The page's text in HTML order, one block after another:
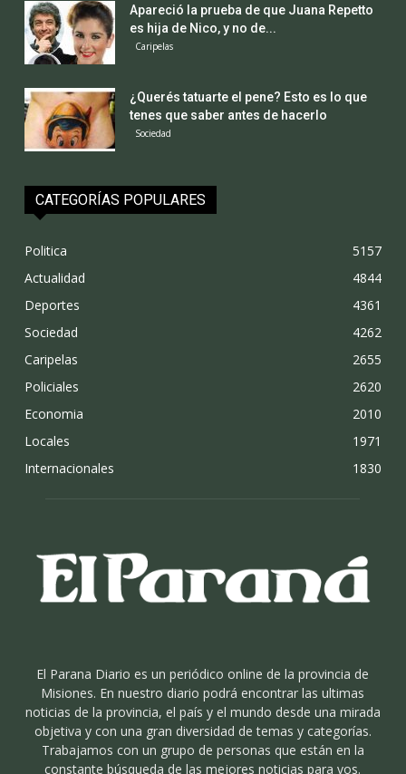
Apareció la prueba de que Juana Repetto
es hija de Nico, y no de...
Caripelas
¿Querés tatuarte el pene? Esto es lo que
tenes que saber antes de hacerlo
Sociedad
CATEGORÍAS POPULARES
Politica
5157
Actualidad
4844
Deportes
4361
Sociedad
4262
Caripelas
2655
Policiales
2620
Economia
2010
Locales
1971
Internacionales
1830
El Parana Diario es un periódico online de la provincia de
Misiones. En nuestro diario podrá encontrar las ultimas
noticias de la provincia, el país y el mundo desde una mirada
objetiva y con una gran diversidad de temas y categorías.
Trabajamos con un grupo de personas que están en la
constante búsqueda de las mejores noticias para vos.